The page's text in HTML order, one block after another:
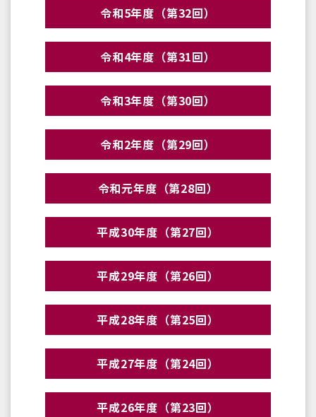
令和5年度（第32回）
令和4年度（第31回）
令和3年度（第30回）
令和2年度（第29回）
令和元年度（第28回）
平成30年度（第27回）
平成29年度（第26回）
平成28年度（第25回）
平成27年度（第24回）
平成26年度（第23回）